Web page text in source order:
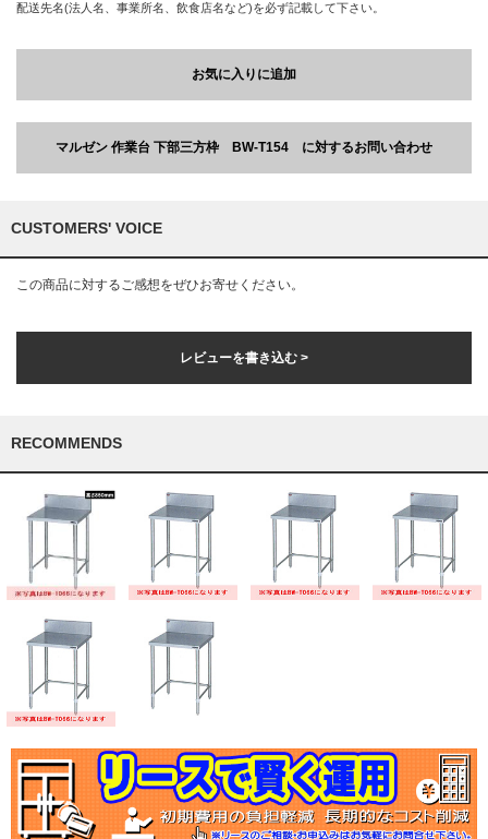
配送先名(法人名、事業所名、飲食店名など)を必ず記載して下さい。
お気に入りに追加
マルゼン 作業台 下部三方枠 BW-T154 に対するお問い合わせ
CUSTOMERS' VOICE
この商品に対するご感想をぜひお寄せください。
レビューを書き込む >
RECOMMENDS